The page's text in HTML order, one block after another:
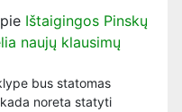
Ištaigingos Pinskų
naujų klausimų
bus statomas
noreta statyti